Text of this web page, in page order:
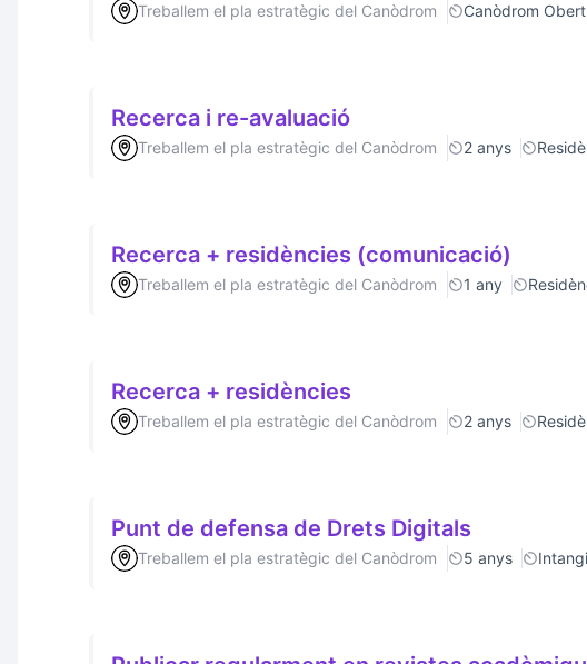
Treballem el pla estratègic del Canòdrom Canòdrom Obert
Recerca i re-avaluació
Treballem el pla estratègic del Canòdrom 2 anys
Recerca + residències (comunicació)
Treballem el pla estratègic del Canòdrom 1 any
Recerca + residències
Treballem el pla estratègic del Canòdrom 2 anys
Punt de defensa de Drets Digitals
Treballem el pla estratègic del Canòdrom 5 anys